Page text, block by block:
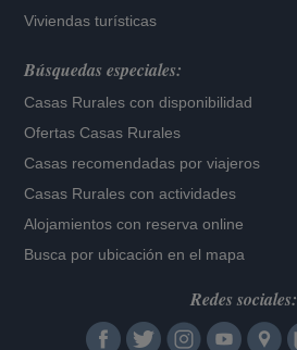
Viviendas turísticas
Búsquedas especiales:
Casas Rurales con disponibilidad
Ofertas Casas Rurales
Casas recomendadas por viajeros
Casas Rurales con actividades
Alojamientos con reserva online
Busca por ubicación en el mapa
Redes sociales: